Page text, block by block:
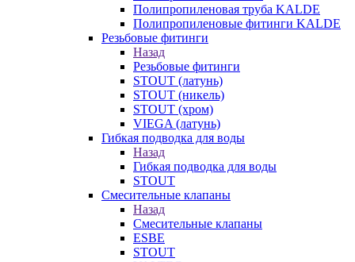
Полипропиленовая труба KALDE
Полипропиленовые фитинги KALDE
Резьбовые фитинги
Назад
Резьбовые фитинги
STOUT (латунь)
STOUT (никель)
STOUT (хром)
VIEGA (латунь)
Гибкая подводка для воды
Назад
Гибкая подводка для воды
STOUT
Смесительные клапаны
Назад
Смесительные клапаны
ESBE
STOUT